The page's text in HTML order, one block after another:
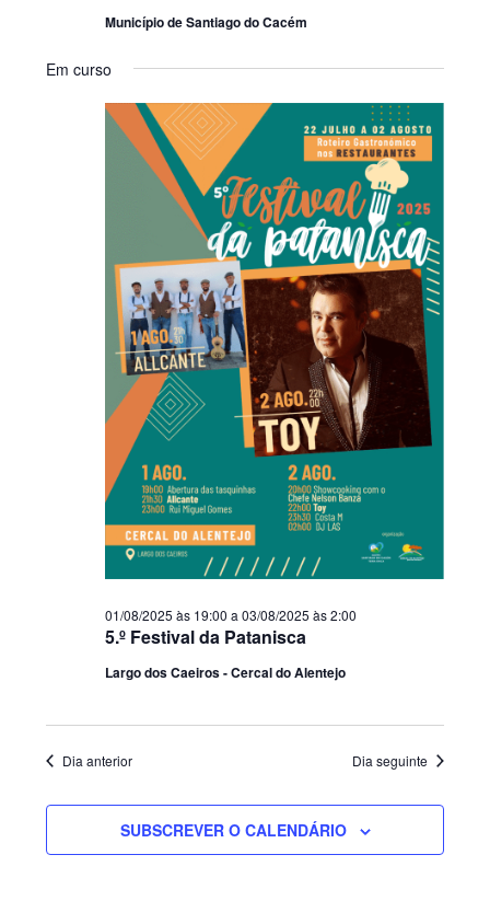
Município de Santiago do Cacém
Em curso
5.º Festival da Patanisca
01/08/2025 às 19:00 a 03/08/2025 às 2:00
Largo dos Caeiros - Cercal do Alentejo
Dia anterior Dia seguinte
SUBSCREVER O CALENDÁRIO